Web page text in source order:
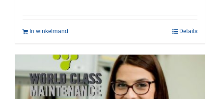
In winkelmand Details